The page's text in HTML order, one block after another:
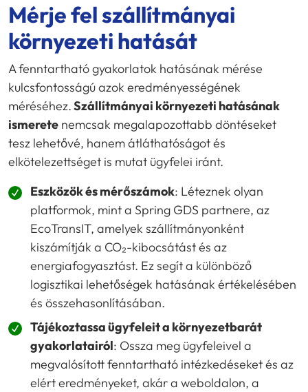
Mérje fel szállítmányai
környezeti hatását
A fenntartható gyakorlatok hatásának mérése
kulcsfontosságú azok eredményességének
méréséhez.Szállítmányai környezeti hatásának
ismerete nemcsak megalapozottabb döntéseket
tesz lehetővé, hanem átláthatóságot és
elkötelezettséget is mutat ügyfelei iránt.
Eszközök és mérőszámok: Léteznek olyan
platformok, mint a Spring GDS partnere, az
EcoTransIT, amelyek szállítmányonként
kiszámítják a CO₂-kibocsátást és az
energiafogyasztást. Ez segít a különböző
logisztikai lehetőségek hatásának értékelésében
és összehasonlításában.
Tájékoztassa ügyfeleit a környezetbarát
gyakorlatairól: Ossza meg ügyfeleivel a
megvalósított fenntartható intézkedéseket és az
elért eredményeket, akár a weboldalon, a